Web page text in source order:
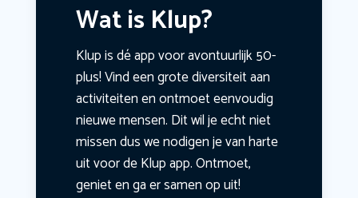
Wat is Klup?
Klup is dé app voor avontuurlijk 50-
plus! Vind een grote diversiteit aan
activiteiten en ontmoet eenvoudig
nieuwe mensen. Dit wil je echt niet
missen dus we nodigen je van harte
uit voor de Klup app. Ontmoet,
geniet en ga er samen op uit!